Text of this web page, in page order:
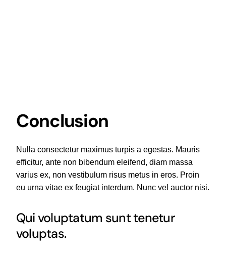
Conclusion
Nulla consectetur maximus turpis a egestas. Mauris
efficitur, ante non bibendum eleifend, diam massa
varius ex, non vestibulum risus metus in eros. Proin
eu urna vitae ex feugiat interdum. Nunc vel auctor nisi.
Qui voluptatum sunt tenetur
voluptas.